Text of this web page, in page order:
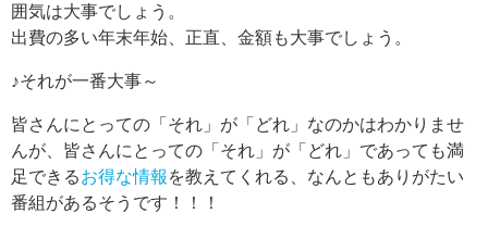
囲気は大事でしょう。
出費の多い年末年始、正直、金額も大事でしょう。
♪それが一番大事～
皆さんにとっての「それ」が「どれ」なのかはわかりませ
んが、皆さんにとっての「それ」が「どれ」であっても満
足できるお得な情報 を教えてくれる、なんともありがたい
番組があるそうです！！！